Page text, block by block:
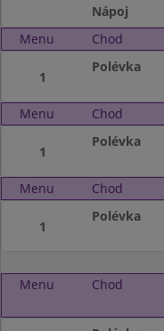
Nápoj
Menu
Chod
1
Polévka
Menu Chod
1
Polévka
Menu Chod
1
Polévka
Menu Chod